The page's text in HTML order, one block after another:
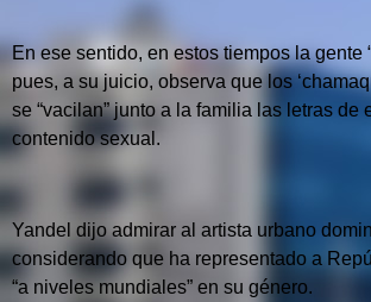
En ese sentido, en estos tiempos la gente
pues, a su juicio, observa que los
se “vacilan” junto a la familia las letras de
contenido sexual.
Yandel dijo admirar al artista urbano
considerando que ha representado a
“a niveles mundiales” en su género.